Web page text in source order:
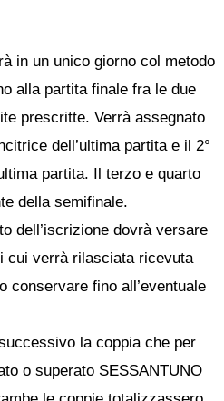
in un unico giorno col metodo
alla partita finale fra le due
prescritte. Verrà assegnato
dell’ultima partita e il 2°
partita. Il terzo e quarto
della semifinale.
dell’iscrizione dovrà versare
cui verrà rilasciata ricevuta
conservare fino all’eventuale
la coppia che per
o superato SESSANTUNO